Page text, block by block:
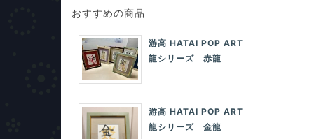
おすすめの商品
游高 HATAI POP ART
龍シリーズ 赤龍
游高 HATAI POP ART
龍シリーズ 金龍